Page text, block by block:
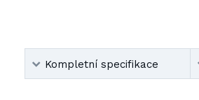
Kompletní specifikace